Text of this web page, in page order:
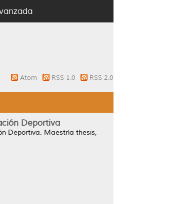
Atom RSS 1.0 RSS 2.0
Deportiva
Deportiva. Maestría thesis,